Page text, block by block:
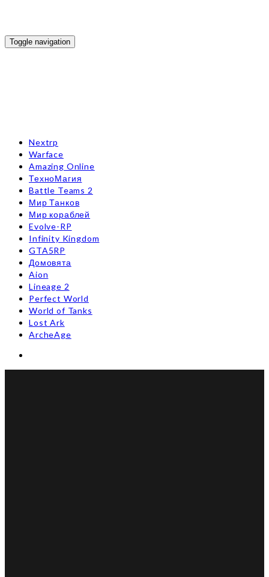
Toggle navigation
Nextrp
Warface
Amazing Online
ТехноМагия
Battle Teams 2
Мир Танков
Мир кораблей
Evolve-RP
Infinity Kingdom
GTA5RP
Домовята
Aion
Lineage 2
Perfect World
World of Tanks
Lost Ark
ArcheAge